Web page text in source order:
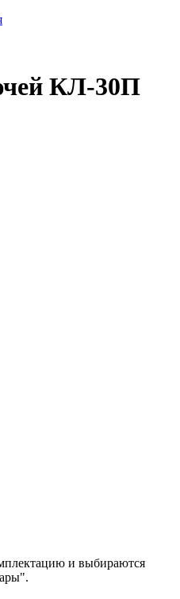
КЛ-30П
и выбираются